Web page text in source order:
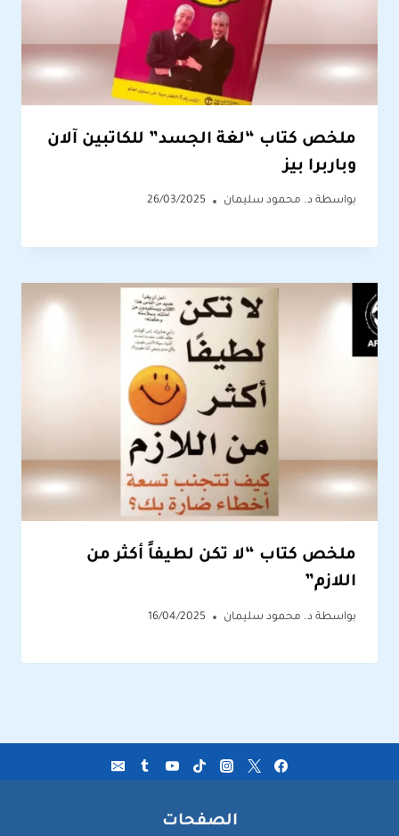
ملخص كتاب “لغة الجسد” للكاتبين آلان
وباربرا بيز
بواسطة د. محمود سليمان 26/03/2025
ملخص كتاب “لا تكن لطيفاً أكثر من
اللازم”
بواسطة د. محمود سليمان 16/04/2025
الصفحات